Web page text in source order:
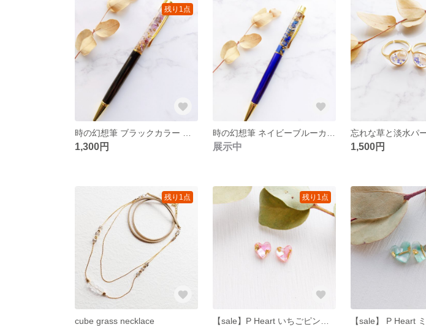
残り1点
1,300円 展示中 1,500円
残り1点
cube grass necklace
残り1点